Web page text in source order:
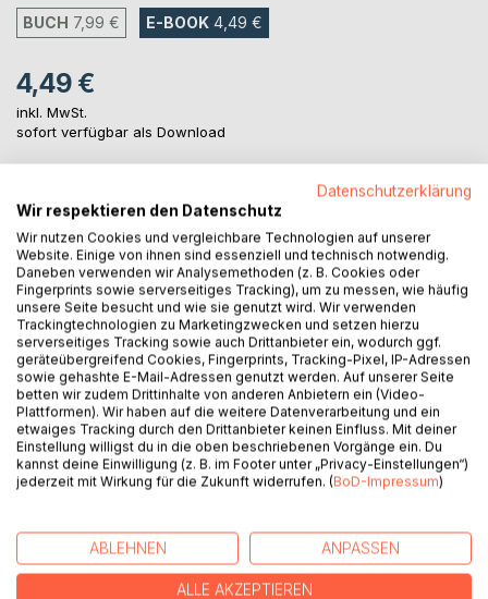
BUCH 7,99 € E-BOOK 4,49 €
4,49 €
inkl. MwSt.
sofort verfügbar als Download
IN DEN WARENKORB
Auf die Merkliste
Titel bewerten
BESCHREIBUNG
über den Islam, in denen die Wesenszüge der Religion zum
Ausdruck gebracht werden sollen.
Datenschutzerklärung
Wir respektieren den Datenschutz
Wir nutzen Cookies und vergleichbare Technologien auf unserer
Website. Einige von ihnen sind essenziell und technisch notwendig.
Daneben verwenden wir Analysemethoden (z. B. Cookies oder
Fingerprints sowie serverseitiges Tracking), um zu messen, wie häufig
unsere Seite besucht und wie sie genutzt wird. Wir verwenden
Trackingtechnologien zu Marketingzwecken und setzen hierzu
serverseitiges Tracking sowie auch Drittanbieter ein, wodurch ggf.
geräteübergreifend Cookies, Fingerprints, Tracking-Pixel, IP-Adressen
sowie gehashte E-Mail-Adressen genutzt werden. Auf unserer Seite
betten wir zudem Drittinhalte von anderen Anbietern ein (Video-
Plattformen). Wir haben auf die weitere Datenverarbeitung und ein
etwaiges Tracking durch den Drittanbieter keinen Einfluss. Mit deiner
Einstellung willigst du in die oben beschriebenen Vorgänge ein. Du
kannst deine Einwilligung (z. B. im Footer unter „Privacy-Einstellungen“)
jederzeit mit Wirkung für die Zukunft widerrufen. (BoD-Impressum)
ABLEHNEN ANPASSEN
ALLE AKZEPTIEREN